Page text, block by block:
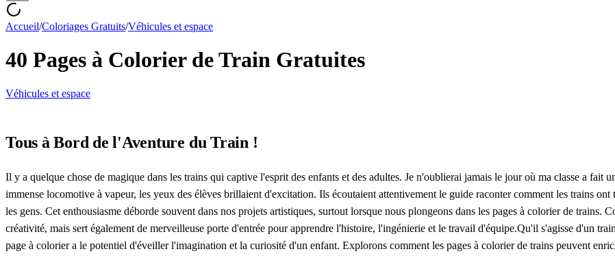
Accueil/Coloriages Gratuits/Véhicules et espace
40 Pages à Colorier de Train Gratuites
Véhicules et espace
Tous à Bord de l'Aventure du Train !
Il y a quelque chose de magique dans les trains qui captive l'esprit des enfants et des adultes. Je n'oublierai jamais le jour où ma classe a fait
immense locomotive à vapeur, les yeux des élèves brillaient d'excitation. Ils écoutaient attentivement le guide raconter comment les trains
les gens. Cet enthousiasme déborde souvent dans nos projets artistiques, surtout lorsque nous plongeons dans les pages à colorier de trains.
créativité, mais sert également de merveilleuse porte d'entrée pour apprendre l'histoire, l'ingénierie et le travail d'équipe.Qu'il s'agisse d'un
page à colorier a le potentiel d'éveiller l'imagination et la curiosité d'un enfant. Explorons comment les pages à colorier de trains peuvent